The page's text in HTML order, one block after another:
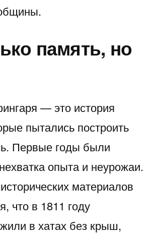
память, но
— это история
пытались построить
Первые годы были
опыта и неурожаи.
материалов
что в 1811 году
в хатах без крыш,